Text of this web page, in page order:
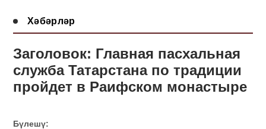
Хәбәрләр
Заголовок: Главная пасхальная
служба Татарстана по традиции
пройдет в Раифском монастыре
Бүлешү: